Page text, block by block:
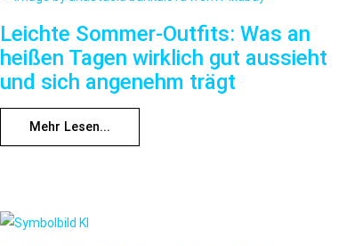
Leichte Sommer-Outfits: Was an
heißen Tagen wirklich gut aussieht
und sich angenehm trägt
Mehr Lesen...